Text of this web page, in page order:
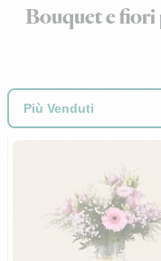
Bouquet e fiori